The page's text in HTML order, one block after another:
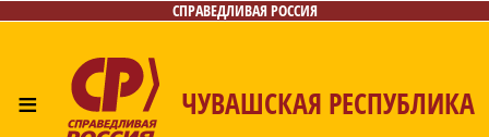
СПРАВЕДЛИВАЯ РОССИЯ
≡ ЧУВАШСКАЯ РЕСПУБЛИКА